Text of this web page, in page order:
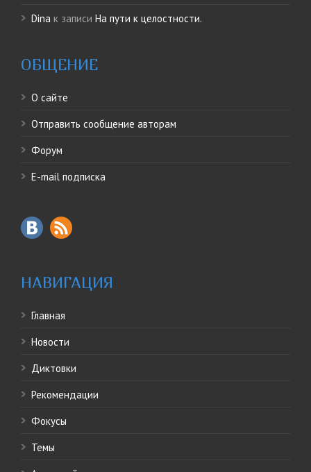
Dina к записи На пути к целостности.
ОБЩЕНИЕ
О сайте
Отправить сообщение авторам
Форум
E-mail подписка
НАВИГАЦИЯ
Главная
Новости
Диктовки
Рекомендации
Фокусы
Темы